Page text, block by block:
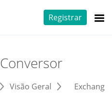
Registrar
Conversor
Visão Geral